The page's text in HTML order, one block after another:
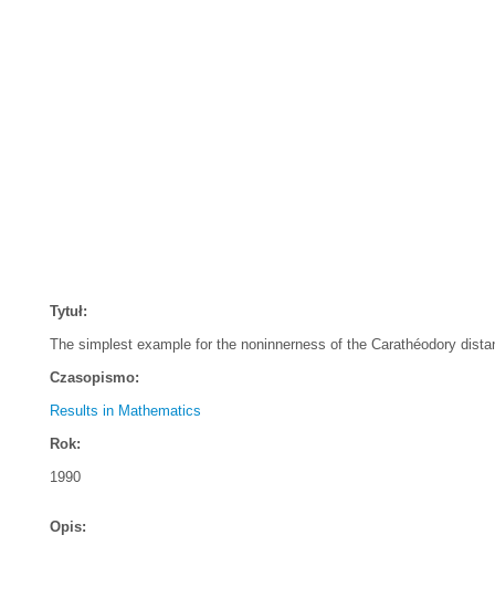
Tytuł:
The simplest example for the noninnerness of the Carathéodory
Czasopismo:
Results in Mathematics
Rok:
1990
Opis: